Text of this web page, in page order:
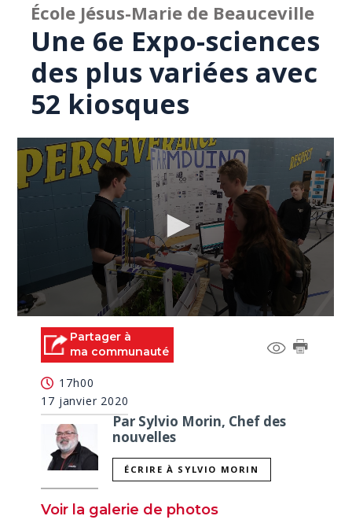
École Jésus-Marie de Beauceville
Une 6e Expo-sciences
des plus variées avec
52 kiosques
seconds
second
Partager à
ma communauté
17h00
17 janvier 2020
Par Sylvio Morin, Chef des
nouvelles
ÉCRIRE À SYLVIO MORIN
Voir la galerie de photos